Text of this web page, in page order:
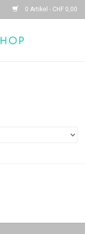
0 Artikel - CHF 0,00